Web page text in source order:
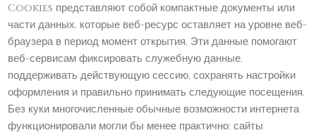
Cookies представляют собой компактные документы или
части данных, которые веб-ресурс оставляет на уровне веб-
браузера в период момент открытия. Эти данные помогают
веб-сервисам фиксировать служебную данные,
поддерживать действующую сессию, сохранять настройки
оформления и правильно принимать следующие посещения.
Без куки многочисленные обычные возможности интернета
функционировали могли бы менее практично: сайты